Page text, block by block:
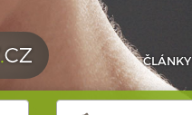
ČLÁNKY